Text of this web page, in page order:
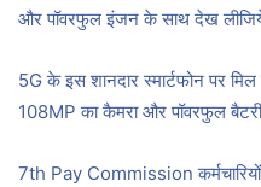
और पॉवरफुल इंजन के साथ देख
5G के इस शानदार स्मार्टफोन पर मिल
108MP का कैमरा और पॉवरफुल
7th Pay Commission